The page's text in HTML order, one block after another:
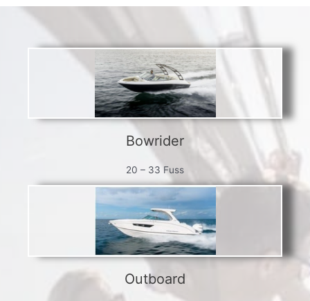
Bowrider
20 – 33 Fuss
Outboard